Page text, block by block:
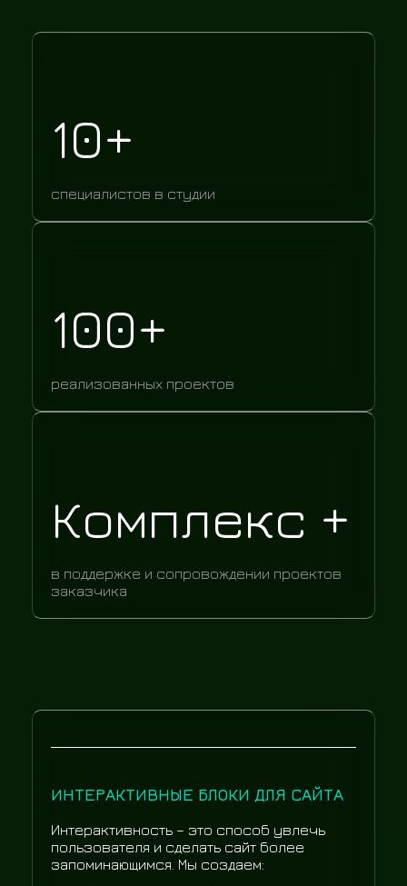
10+
специалистов в студии
100+
реализованных проектов
Комплекс +
в поддержке и сопровождении проектов
заказчика
ИНТЕРАКТИВНЫЕ БЛОКИ ДЛЯ САЙТА
Интерактивность – это способ увлечь
пользователя и сделать сайт более
запоминающимся. Мы создаем: